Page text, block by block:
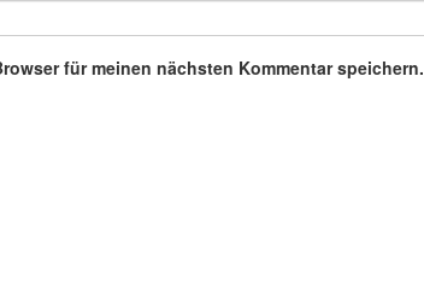
für meinen nächsten Kommentar speichern.